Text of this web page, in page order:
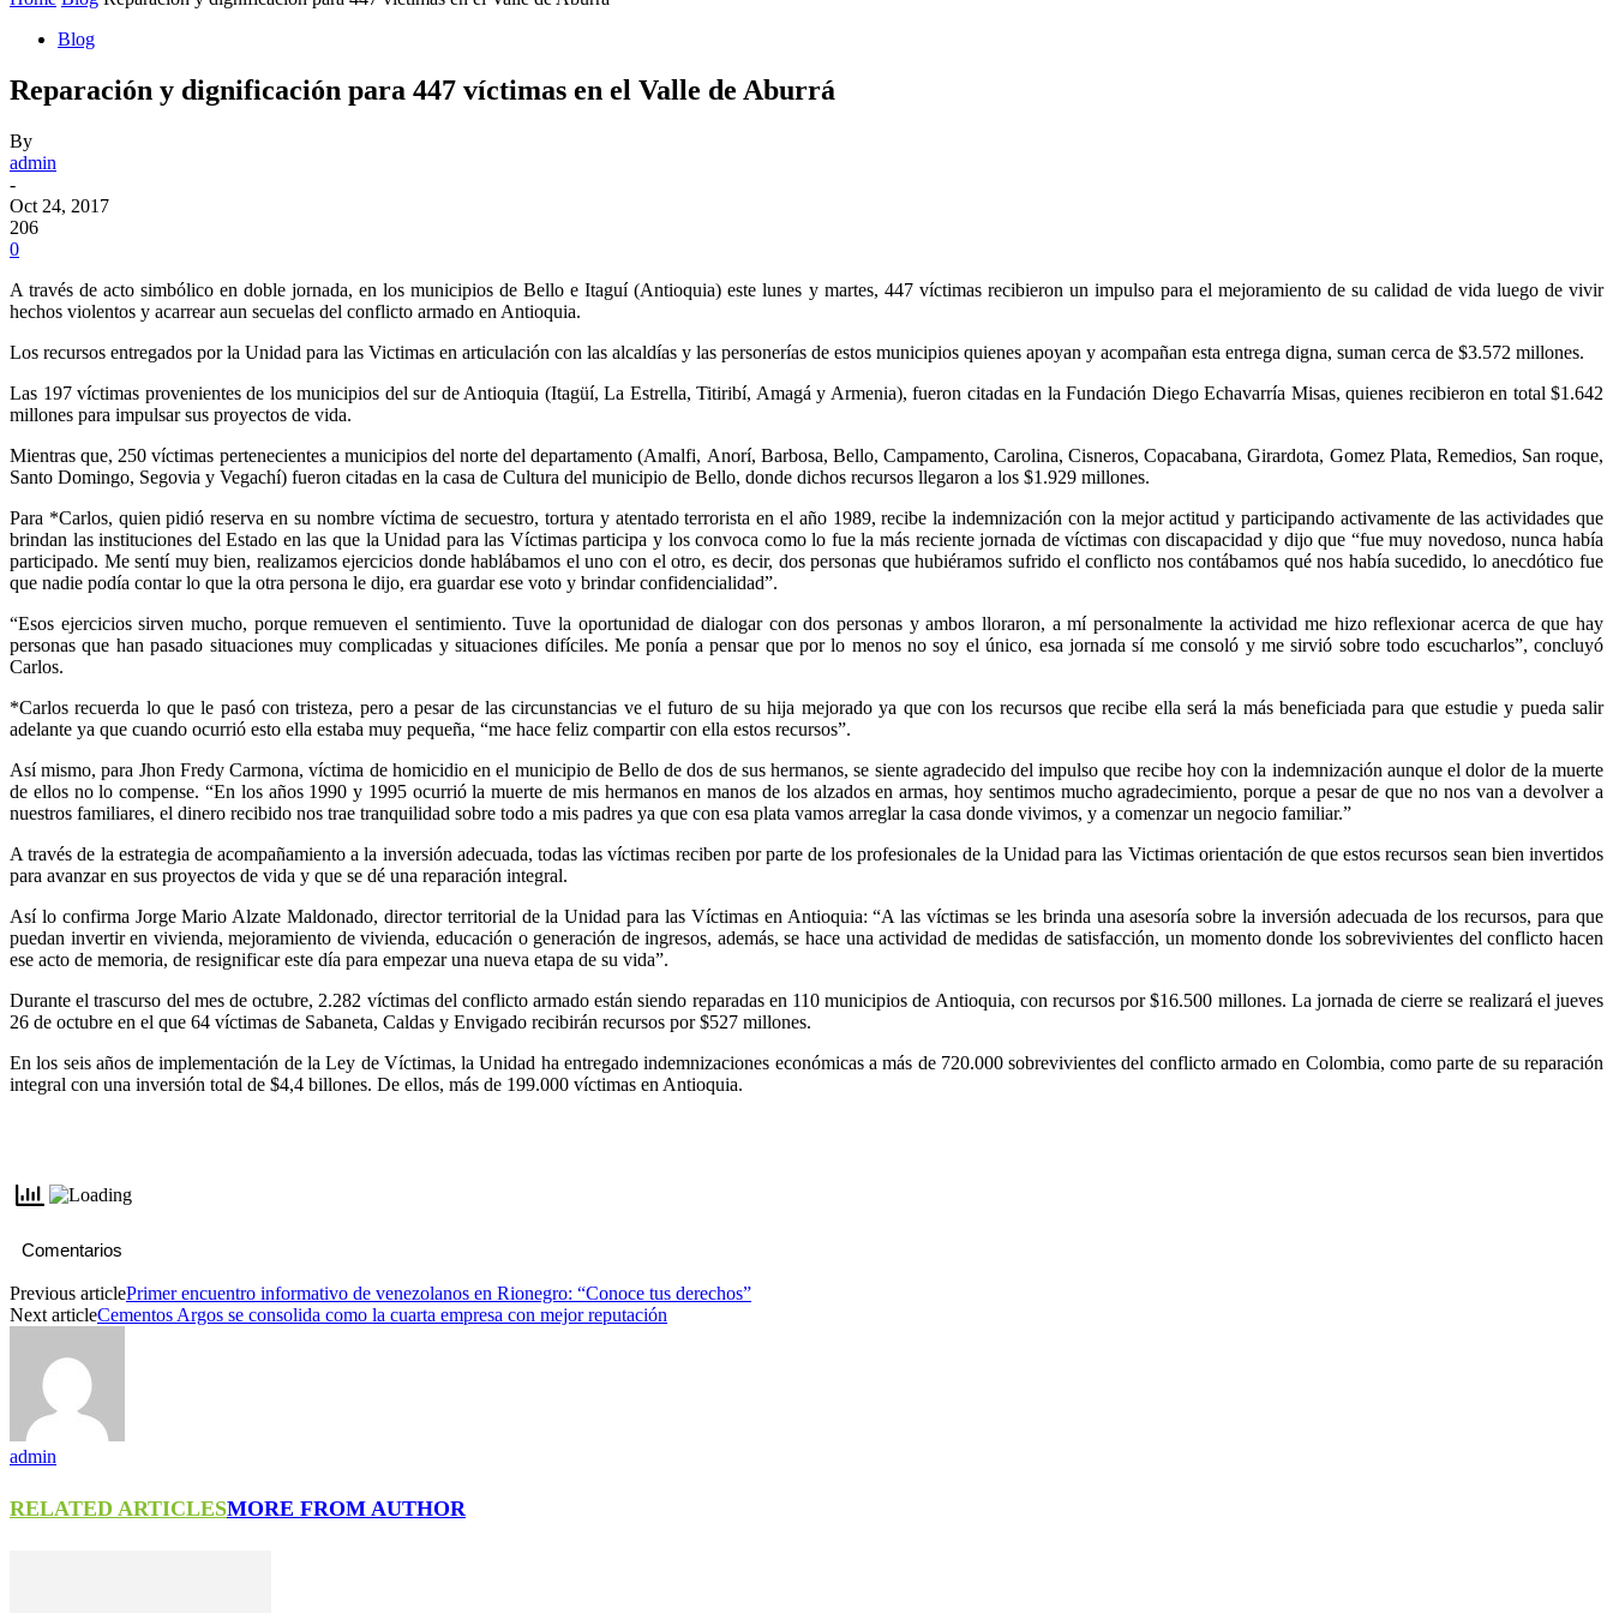
Blog
Reparación y dignificación para 447 víctimas en el Valle de Aburrá
By
admin
-
Oct 24, 2017
206
0
A través de acto simbólico en doble jornada, en los municipios de Bello e Itaguí (Antioquia) este lunes y martes, 447 víctimas recibieron un impulso para el mejoramiento de su calidad de vida luego de vivir
hechos violentos y acarrear aun secuelas del conflicto armado en Antioquia.
Los recursos entregados por la Unidad para las Victimas en articulación con las alcaldías y las personerías de estos municipios quienes apoyan y acompañan esta entrega digna, suman cerca de $3.572 millones.
Las 197 víctimas provenientes de los municipios del sur de Antioquia (Itagüí, La Estrella, Titiribí, Amagá y Armenia), fueron citadas en la Fundación Diego Echavarría Misas, quienes recibieron en total $1.642
millones para impulsar sus proyectos de vida.
Mientras que, 250 víctimas pertenecientes a municipios del norte del departamento (Amalfi, Anorí, Barbosa, Bello, Campamento, Carolina, Cisneros, Copacabana, Girardota, Gomez Plata, Remedios, San roque,
Santo Domingo, Segovia y Vegachí) fueron citadas en la casa de Cultura del municipio de Bello, donde dichos recursos llegaron a los $1.929 millones.
Para *Carlos, quien pidió reserva en su nombre víctima de secuestro, tortura y atentado terrorista en el año 1989, recibe la indemnización con la mejor actitud y participando activamente de las actividades que
brindan las instituciones del Estado en las que la Unidad para las Víctimas participa y los convoca como lo fue la más reciente jornada de víctimas con discapacidad y dijo que “fue muy novedoso, nunca había
participado. Me sentí muy bien, realizamos ejercicios donde hablábamos el uno con el otro, es decir, dos personas que hubiéramos sufrido el conflicto nos contábamos qué nos había sucedido, lo anecdótico fue
que nadie podía contar lo que la otra persona le dijo, era guardar ese voto y brindar confidencialidad”.
“Esos ejercicios sirven mucho, porque remueven el sentimiento. Tuve la oportunidad de dialogar con dos personas y ambos lloraron, a mí personalmente la actividad me hizo reflexionar acerca de que hay
personas que han pasado situaciones muy complicadas y situaciones difíciles. Me ponía a pensar que por lo menos no soy el único, esa jornada sí me consoló y me sirvió sobre todo escucharlos”, concluyó
Carlos.
*Carlos recuerda lo que le pasó con tristeza, pero a pesar de las circunstancias ve el futuro de su hija mejorado ya que con los recursos que recibe ella será la más beneficiada para que estudie y pueda salir
adelante ya que cuando ocurrió esto ella estaba muy pequeña, “me hace feliz compartir con ella estos recursos”.
Así mismo, para Jhon Fredy Carmona, víctima de homicidio en el municipio de Bello de dos de sus hermanos, se siente agradecido del impulso que recibe hoy con la indemnización aunque el dolor de la muerte
de ellos no lo compense. “En los años 1990 y 1995 ocurrió la muerte de mis hermanos en manos de los alzados en armas, hoy sentimos mucho agradecimiento, porque a pesar de que no nos van a devolver a
nuestros familiares, el dinero recibido nos trae tranquilidad sobre todo a mis padres ya que con esa plata vamos arreglar la casa donde vivimos, y a comenzar un negocio familiar.”
A través de la estrategia de acompañamiento a la inversión adecuada, todas las víctimas reciben por parte de los profesionales de la Unidad para las Victimas orientación de que estos recursos sean bien invertidos
para avanzar en sus proyectos de vida y que se dé una reparación integral.
Así lo confirma Jorge Mario Alzate Maldonado, director territorial de la Unidad para las Víctimas en Antioquia: “A las víctimas se les brinda una asesoría sobre la inversión adecuada de los recursos, para que
puedan invertir en vivienda, mejoramiento de vivienda, educación o generación de ingresos, además, se hace una actividad de medidas de satisfacción, un momento donde los sobrevivientes del conflicto hacen
ese acto de memoria, de resignificar este día para empezar una nueva etapa de su vida”.
Durante el trascurso del mes de octubre, 2.282 víctimas del conflicto armado están siendo reparadas en 110 municipios de Antioquia, con recursos por $16.500 millones. La jornada de cierre se realizará el jueves
26 de octubre en el que 64 víctimas de Sabaneta, Caldas y Envigado recibirán recursos por $527 millones.
En los seis años de implementación de la Ley de Víctimas, la Unidad ha entregado indemnizaciones económicas a más de 720.000 sobrevivientes del conflicto armado en Colombia, como parte de su reparación
integral con una inversión total de $4,4 billones. De ellos, más de 199.000 víctimas en Antioquia.
Comentarios
Previous articlePrimer encuentro informativo de venezolanos en Rionegro: “Conoce tus derechos”
Next articleCementos Argos se consolida como la cuarta empresa con mejor reputación
admin
RELATED ARTICLESMORE FROM AUTHOR